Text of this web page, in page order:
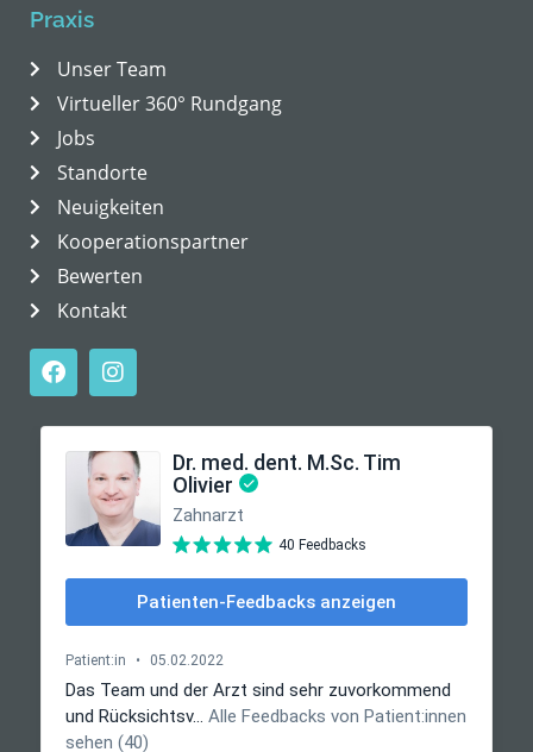
Praxis
Unser Team
Virtueller 360° Rundgang
Jobs
Standorte
Neuigkeiten
Kooperationspartner
Bewerten
Kontakt